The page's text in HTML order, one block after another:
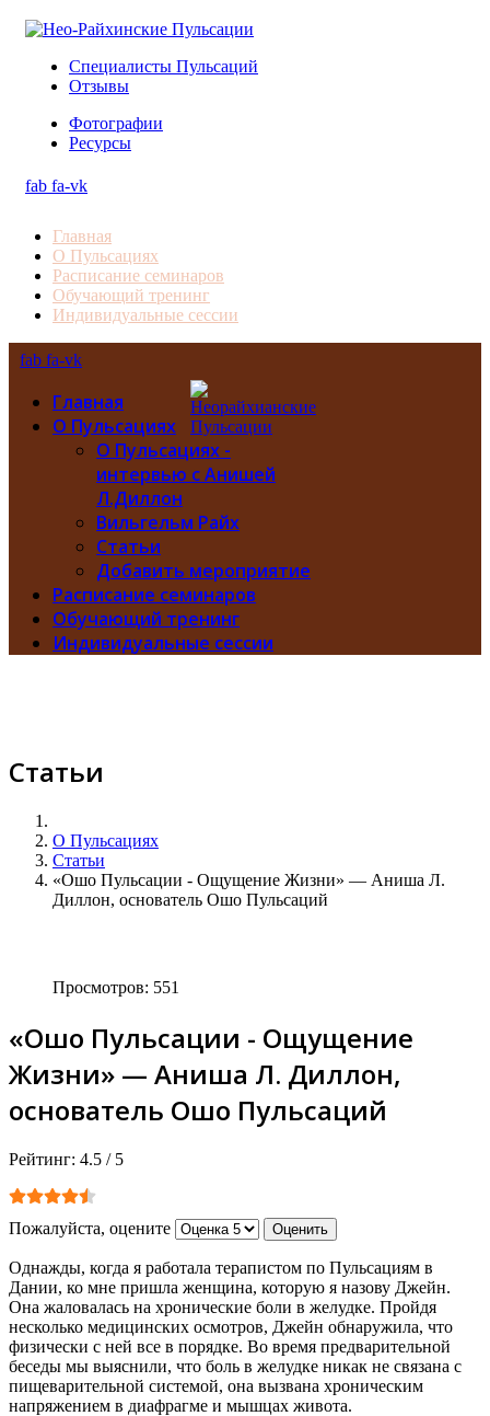
Специалисты Пульсаций
Отзывы
Фотографии
Ресурсы
fab fa-vk
Главная
О Пульсациях
Расписание семинаров
Обучающий тренинг
Индивидуальные сессии
fab fa-vk
Главная
О Пульсациях
О Пульсациях -
интервью с Анишей
Л.Диллон
Вильгельм Райх
Статьи
Добавить мероприятие
Расписание семинаров
Обучающий тренинг
Индивидуальные сессии
Статьи
О Пульсациях
Статьи
«Ошо Пульсации - Ощущение Жизни» — Аниша Л.
Диллон, основатель Ошо Пульсаций
Просмотров: 551
«Ошо Пульсации - Ощущение
Жизни» — Аниша Л. Диллон,
основатель Ошо Пульсаций
Рейтинг: 4.5 / 5
Пожалуйста, оцените
Однажды, когда я работала терапистом по Пульсациям в
Дании, ко мне пришла женщина, которую я назову Джейн.
Она жаловалась на хронические боли в желудке. Пройдя
несколько медицинских осмотров, Джейн обнаружила, что
физически с ней все в порядке. Во время предварительной
беседы мы выяснили, что боль в желудке никак не связана с
пищеварительной системой, она вызвана хроническим
напряжением в диафрагме и мышцах живота.